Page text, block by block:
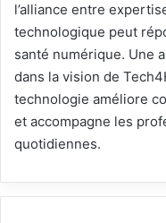
l’alliance entre
technologique peut
santé numérique. Une
dans la vision de
technologie améliore
et accompagne les
quotidiennes.